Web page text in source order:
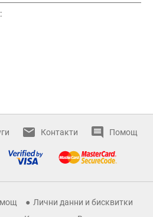
Контакти Помощ
Лични данни и бисквитки